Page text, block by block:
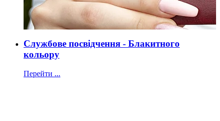
Службове посвідчення - Блакитного
кольору
Перейти ...